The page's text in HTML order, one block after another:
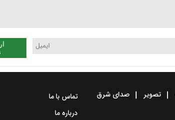
تصویر صدای شرق
تماس با ما
درباره ما